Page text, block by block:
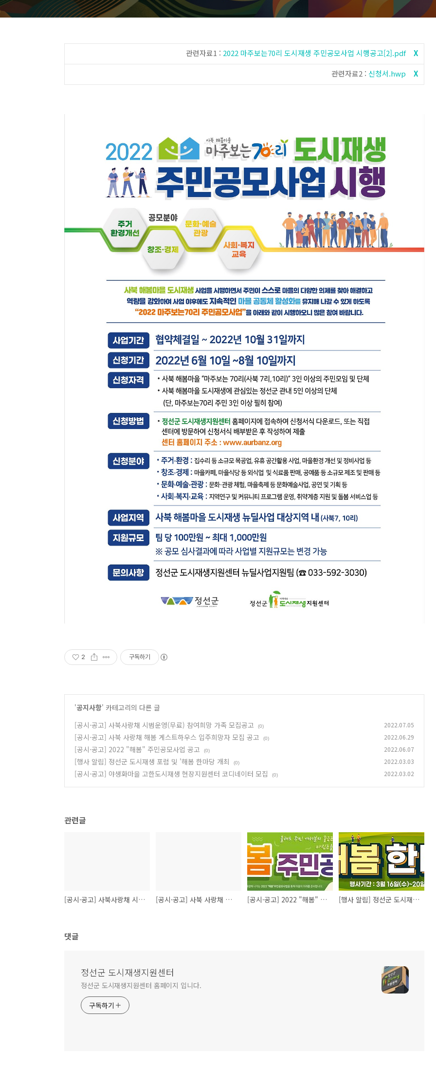
관련자료1 : 2022 마주보는70리 도시재생 주민공모사업 시행공고[2].pdf
X
관련자료2 : 신청서.hwp X
2 구독하기
'공지사항' 카테고리의 다른 글
[공시·공고] 사북사랑채 시범운영(무료) 참여희망 가족 모집공고
(0) 2022.07.05
[공시·공고] 사북 사랑채 해봄 게스트하우스 입주희망자 모집 공고 (0) 2022.06.29
[공시·공고] 2022 "해봄" 주민공모사업 공고 (0) 2022.06.07
[행사 알림] 정선군 도시재생 포럼 및 '해봄 한마당 개최 (0) 2022.03.03
[공시·공고] 야생화마을 고한도시재생 현장지원센터 코디네이터 모집 (0) 2022.03.02
관련글
[공시·공고] 사북사랑채 시범운영(무료) 참여희망 가족 모집공고 [공시·공고] 사북 사랑채 해봄 게스트하우스 입주희망자 모집 공고 [공시·공고] 2022 "해봄" 주민공모사업 공고 [행사 알림] 정선군 도시재생 포럼 및 '해봄 한마당 개최
댓글
정선군 도시재생지원센터
정선군 도시재생지원센터 홈페이지 입니다.
구독하기